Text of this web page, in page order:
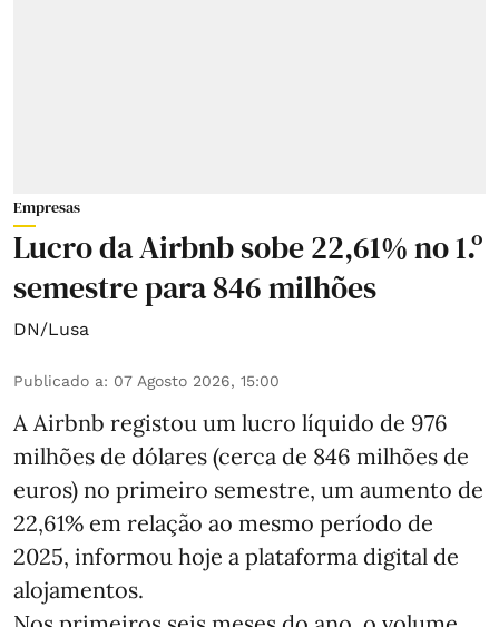
Empresas
Lucro da Airbnb sobe 22,61% no 1.º
semestre para 846 milhões
DN/Lusa
Publicado a: 07 Agosto 2026, 15:00
A Airbnb registou um lucro líquido de 976
milhões de dólares (cerca de 846 milhões de
euros) no primeiro semestre, um aumento de
22,61% em relação ao mesmo período de
2025, informou hoje a plataforma digital de
alojamentos.